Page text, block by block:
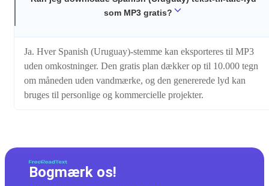
som MP3 gratis?
Ja. Hver Spanish (Uruguay)-stemme kan eksporteres til MP3
uden omkostninger. Den gratis plan dækker op til 10.000 tegn
om måneden uden vandmærke, og den genererede lyd kan
bruges til personlige og kommercielle projekter.
Bogmærk os!